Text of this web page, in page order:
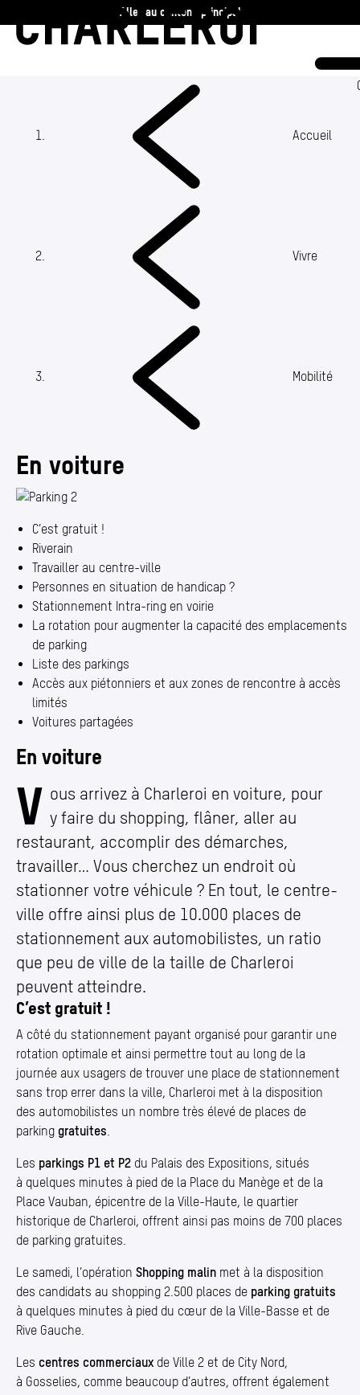
Aller au contenu principal
Charleroi
Vivre (Section actuelle) Accueil
Vivre
Mobilité
En voiture
C’est gratuit !
Riverain
Travailler au centre-ville
Personnes en situation de handicap ?
Stationnement Intra-ring en voirie
La rotation pour augmenter la capacité des emplacements
de parking
Liste des parkings
Accès aux piétonniers et aux zones de rencontre à accès
limités
Voitures partagées
En voiture
V ous arrivez à Charleroi en voiture, pour
y faire du shopping, flâner, aller au
restaurant, accomplir des démarches,
travailler… Vous cherchez un endroit où
stationner votre véhicule ? En tout, le centre-
ville offre ainsi plus de 10.000 places de
stationnement aux automobilistes, un ratio
que peu de ville de la taille de Charleroi
peuvent atteindre.
C’est gratuit !
A côté du stationnement payant organisé pour garantir une
rotation optimale et ainsi permettre tout au long de la
journée aux usagers de trouver une place de stationnement
sans trop errer dans la ville, Charleroi met à la disposition
des automobilistes un nombre très élevé de places de
parking gratuites
Les parkings P1 et P2 du Palais des Expositions, situés
à quelques minutes à pied de la Place du Manège et de la
Place Vauban, épicentre de la Ville-Haute, le quartier
historique de Charleroi, offrent ainsi pas moins de 700 places
de parking gratuites.
Le samedi, l’opération Shopping malin met à la disposition
des candidats au shopping 2.500 places de parking gratuits
à quelques minutes à pied du cœur de la Ville-Basse et de
Rive Gauche.
Les centres commerciaux de Ville 2 et de City Nord,
à Gosselies, comme beaucoup d’autres, offrent également